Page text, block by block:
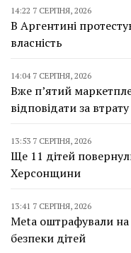
14:22 7 СЕРПНЯ, 2026
В Аргентині
власність
14:04 7 СЕРПНЯ, 2026
Вже п’ятий
відповідати за
13:53 7 СЕРПНЯ, 2026
Ще 11 дітей
Херсонщини
13:41 7 СЕРПНЯ, 2026
Meta оштрафували
безпеки дітей